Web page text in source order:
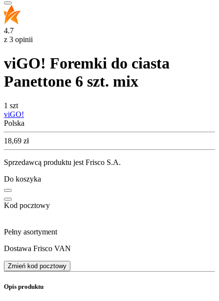
4.7
z 3 opinii
viGO! Foremki do ciasta
Panettone 6 szt. mix
1 szt
viGO!
Polska
Cena
18,69 zł
Sprzedawcą produktu jest Frisco S.A.
Do koszyka
Kod pocztowy
Pełny asortyment
Dostawa Frisco VAN
Zmień kod pocztowy
Opis produktu